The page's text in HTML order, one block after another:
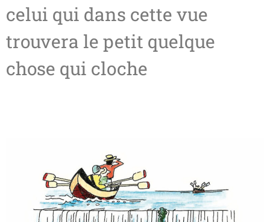
celui qui dans cette vue
trouvera le petit quelque
chose qui cloche